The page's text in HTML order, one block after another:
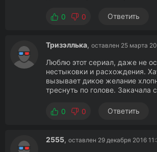
0 0 Ответить
Тризэллька, оставлен 25 марта
Люблю этот сериал, даже не
нестыковки и расхождения.
вызывает дикое желание
треснуть по голове. Закачала
0 0 Ответить
2555, оставлен 29 декабря 2016